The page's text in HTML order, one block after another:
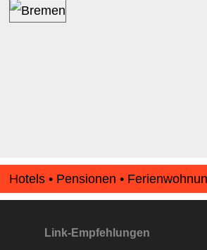
Hotels • Pensionen •
Apartments • www.Finde-
Link-Empfehlungen